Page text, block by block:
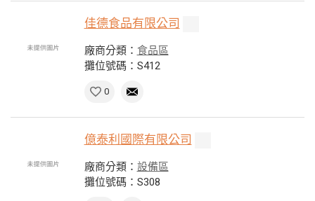
佳德食品有限公司
廠商分類： 食品區
攤位號碼：S412
0
億泰利國際有限公司
廠商分類： 設備區
攤位號碼：S308